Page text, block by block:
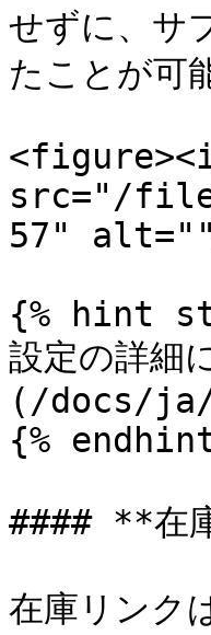
せずに、サ
たことが可
src="/
57"
{% hint
設定の詳細
(/docs/
{%
#### **在
在庫リンク